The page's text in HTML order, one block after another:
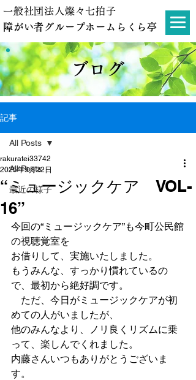
一般社団法人燦々七拍子
障がい者グループホームらくら亭
ブログ
記事
All Posts
最近の様子
All Posts
“ミュージックケア VOL-
16”
rakuratei33742
2025年9月22日
今回の“ミュージックケア”も今町公民館
の視聴覚室を
お借りして、実施いたしました。
もうみんな、すっかり慣れているの
で、最初から絶好調です。
ただ、今日がミュージックケアが初
めての人がいましたが、
他のみんなより、ノリ良くリズムに乗
って、楽しんでくれました。
内藤さんいつもありがとうございま
す。